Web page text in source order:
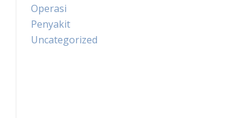
Operasi
Penyakit
Uncategorized